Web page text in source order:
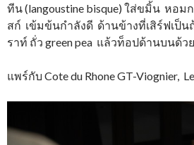
ทีน (langoustine bisque) ใส่ขมิ้น หอ
สก์ เข้มข้นกำลังดี ด้านข้างที่เสิร์ฟเป็น
ราท์ ถั่ว green pea แล้วท็อปด้านบนด้
แพร์กับ Cote du Rhone GT-Viognier,